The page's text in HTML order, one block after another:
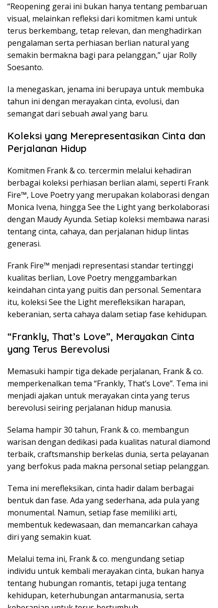
“Reopening gerai ini bukan hanya tentang pembaruan
visual, melainkan refleksi dari komitmen kami untuk
terus berkembang, tetap relevan, dan menghadirkan
pengalaman serta perhiasan berlian natural yang
semakin bermakna bagi para pelanggan,” ujar Rolly
Soesanto.
Ia menegaskan, jenama ini berupaya untuk membuka
tahun ini dengan merayakan cinta, evolusi, dan
semangat dari sebuah awal yang baru.
Koleksi yang Merepresentasikan Cinta dan
Perjalanan Hidup
Komitmen Frank & co. tercermin melalui kehadiran
berbagai koleksi perhiasan berlian alami, seperti Frank
Fire™, Love Poetry yang merupakan kolaborasi dengan
Monica Ivena, hingga See the Light yang berkolaborasi
dengan Maudy Ayunda. Setiap koleksi membawa narasi
tentang cinta, cahaya, dan perjalanan hidup lintas
generasi.
Frank Fire™ menjadi representasi standar tertinggi
kualitas berlian, Love Poetry menggambarkan
keindahan cinta yang puitis dan personal. Sementara
itu, koleksi See the Light merefleksikan harapan,
keberanian, serta cahaya dalam setiap fase kehidupan.
“Frankly, That’s Love”, Merayakan Cinta
yang Terus Berevolusi
Memasuki hampir tiga dekade perjalanan, Frank & co.
memperkenalkan tema “Frankly, That’s Love”. Tema ini
menjadi ajakan untuk merayakan cinta yang terus
berevolusi seiring perjalanan hidup manusia.
Selama hampir 30 tahun, Frank & co. membangun
warisan dengan dedikasi pada kualitas natural diamond
terbaik, craftsmanship berkelas dunia, serta pelayanan
yang berfokus pada makna personal setiap pelanggan.
Tema ini merefleksikan, cinta hadir dalam berbagai
bentuk dan fase. Ada yang sederhana, ada pula yang
monumental. Namun, setiap fase memiliki arti,
membentuk kedewasaan, dan memancarkan cahaya
diri yang semakin kuat.
Melalui tema ini, Frank & co. mengundang setiap
individu untuk kembali merayakan cinta, bukan hanya
tentang hubungan romantis, tetapi juga tentang
kehidupan, keterhubungan antarmanusia, serta